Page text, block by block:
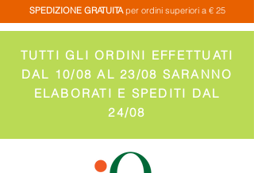
SPEDIZIONE GRATUITAper ordini superiori a € 25
TUTTI GLI ORDINI EFFETTUATI
DAL 10/08 AL 23/08 SARANNO
ELABORATI E SPEDITI DAL
24/08